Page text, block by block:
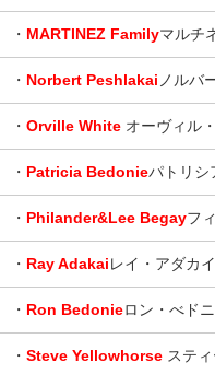
・ MARTINEZ Familyマルチ
・ Norbert Peshlakai ノルバ
・ Orville White オーヴィル
・ Patricia Bedonieパトリシ
・ Philander&Lee Begayフ
・ Ray Adakaiレイ・アダカイ
・ Ron Bedonieロン・べド
・ Steve Yellowhorse ステ